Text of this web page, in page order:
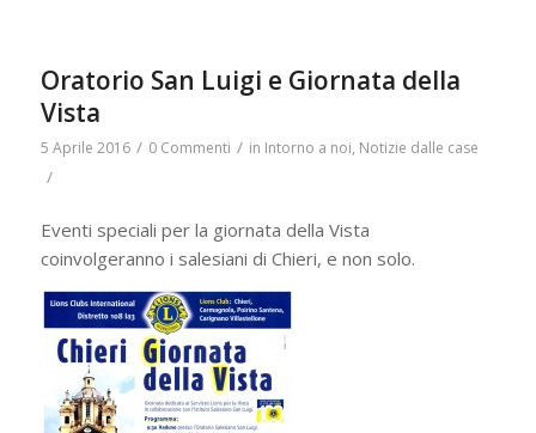
Oratorio San Luigi e Giornata della
Vista
5 Aprile 2016 / 0 Commenti / in Intorno a noi, Notizie dalle case
/
Eventi speciali per la giornata della Vista
coinvolgeranno i salesiani di Chieri, e non solo.